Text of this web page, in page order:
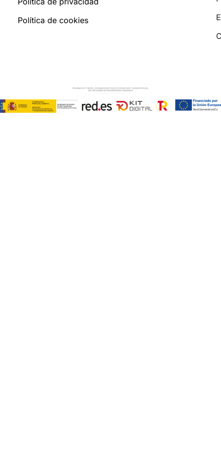
Política de cookies